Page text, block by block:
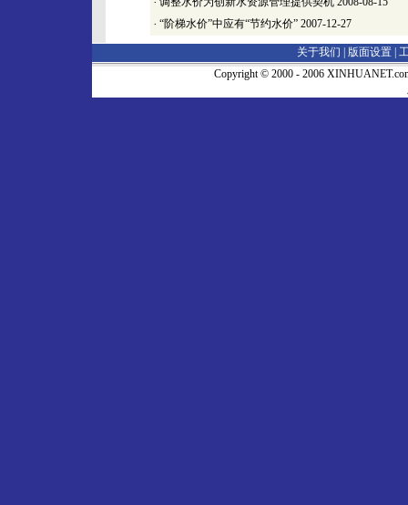
· “阶梯水价”中应有“节约水价” 2007-12-27
关于我们 | 版面设置
Copyright © 2000 - 2006